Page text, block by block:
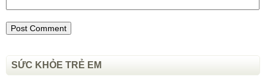
SỨC KHỎE TRẺ EM